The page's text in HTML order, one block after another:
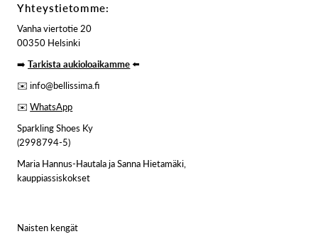
Yhteystietomme:
Vanha viertotie 20
00350 Helsinki
➡️Tarkista aukioloaikamme⬅️
✉️ info@bellissima.fi
✉️WhatsApp
Sparkling Shoes Ky
(2998794-5)
Maria Hannus-Hautala ja Sanna Hietamäki,
kauppiassiskokset
Naisten kengät